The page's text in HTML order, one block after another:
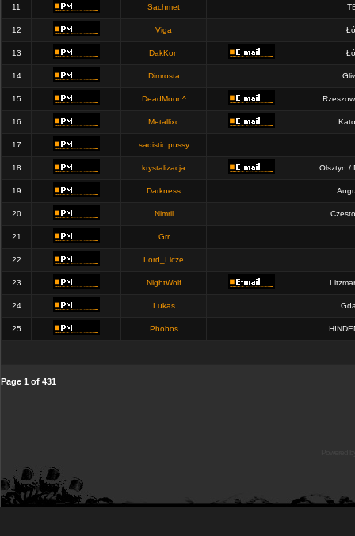
11 Sachmet
12 Viga
13 DakKon
14 Dimrosta
15 DeadMoon^
16 Metallixc
17 sadistic pussy
18 krystalizacja Olsztyn /
19 Darkness
20 Nimril
21 Grr
22 Lord_Licze
23 NightWolf
24 Lukas
25 Phobos
Page 1 of 431